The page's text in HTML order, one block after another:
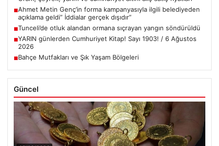
■Ahmet Metin Genç’in forma kampanyasıyla ilgili belediyeden
açıklama geldi” İddialar gerçek dışıdır”
■Tunceli’de otluk alandan ormana sıçrayan yangın söndürüldü
■YARIN günlerden Cumhuriyet Kitap! Sayı 1903! / 6 Ağustos
2026
■Bahçe Mutfakları ve Şık Yaşam Bölgeleri
Güncel